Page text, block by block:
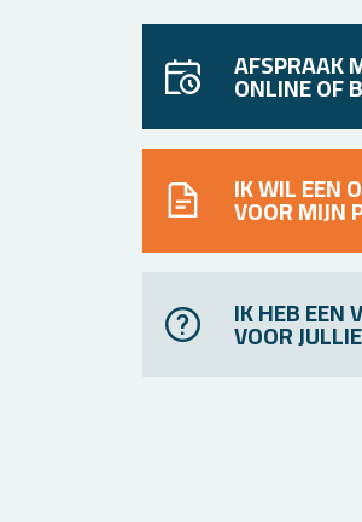
AFSPRAAK
ONLINE OF
IK WIL EEN
VOOR MIJN
IK HEB EEN
VOOR